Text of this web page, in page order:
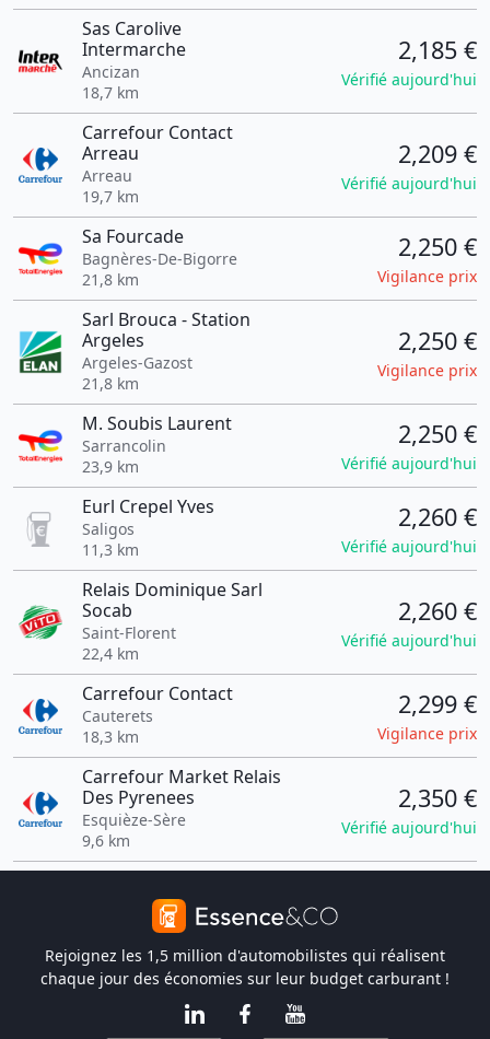
Sas Carolive
Intermarche
Ancizan
18,7 km
2,185 €
Vérifié aujourd'hui
Carrefour Contact
Arreau
Arreau
19,7 km
2,209 €
Vérifié aujourd'hui
Sa Fourcade
Bagnères-De-Bigorre
21,8 km
2,250 €
Vigilance prix
Sarl Brouca - Station
Argeles
Argeles-Gazost
21,8 km
2,250 €
Vigilance prix
M. Soubis Laurent
Sarrancolin
23,9 km
2,250 €
Vérifié aujourd'hui
Eurl Crepel Yves
Saligos
11,3 km
2,260 €
Vérifié aujourd'hui
Relais Dominique Sarl
Socab
Saint-Florent
22,4 km
2,260 €
Vérifié aujourd'hui
Carrefour Contact
Cauterets
18,3 km
2,299 €
Vigilance prix
Carrefour Market Relais
Des Pyrenees
Esquièze-Sère
9,6 km
2,350 €
Vérifié aujourd'hui
Rejoignez les 1,5 million d'automobilistes qui réalisent
chaque jour des économies sur leur budget carburant !